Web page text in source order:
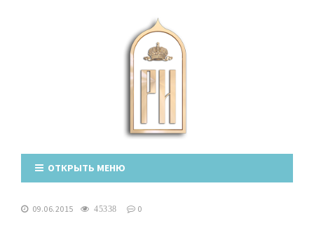
ОТКРЫТЬ МЕНЮ
09.06.2015 45338 0